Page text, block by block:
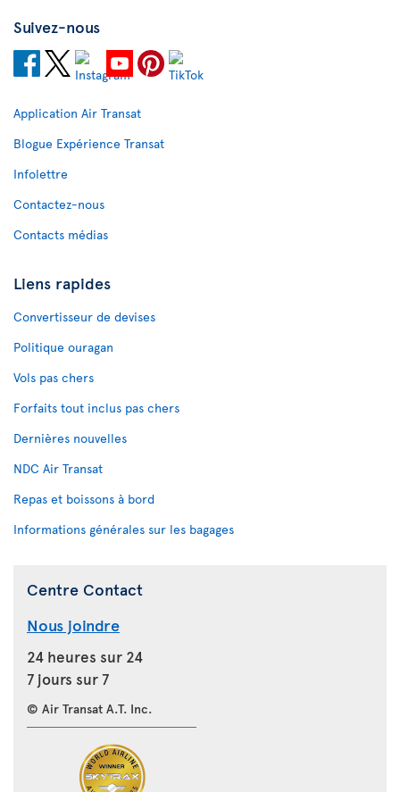
Suivez-nous
Application Air Transat
Blogue Expérience Transat
Infolettre
Contactez-nous
Contacts médias
Liens rapides
Convertisseur de devises
Politique ouragan
Vols pas chers
Forfaits tout inclus pas chers
Dernières nouvelles
NDC Air Transat
Repas et boissons à bord
Informations générales sur les bagages
Centre Contact
Nous joindre
24 heures sur 24
7 jours sur 7
© Air Transat A.T. Inc.